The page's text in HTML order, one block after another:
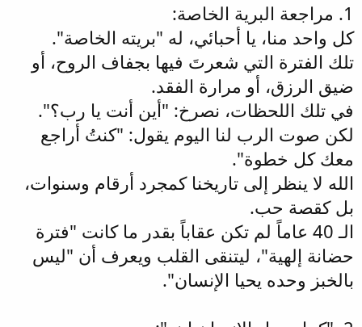
1. مراجعة البرية الخاصة:
كل واحد منا، يا أحبائي، له "بريته الخاصة".
تلك الفترة التي شعرتَ فيها بجفاف الروح، أو
ضيق الرزق، أو مرارة الفقد.
في تلك اللحظات، نصرخ: "أين أنت يا رب؟".
لكن صوت الرب لنا اليوم يقول: "كنتُ أراجع
معك كل خطوة".
الله لا ينظر إلى تاريخنا كمجرد أرقام وسنوات،
بل كقصة حب.
الـ 40 عاماً لم تكن عقاباً بقدر ما كانت "فترة
حضانة إلهية"، ليتنقى القلب ويعرف أن "ليس
بالخبز وحده يحيا الإنسان".